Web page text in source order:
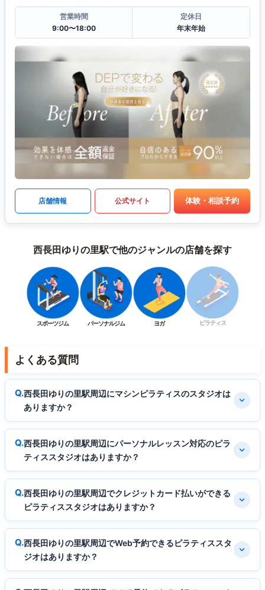
営業時間
9:00〜18:00
定休日
年末年始
店舗情報 公式サイト 体験・相談予約
西長田ゆりの里駅で他のジャンルの店舗を探す
スポーツジム パーソナルジム ヨガ ピラティス
よくある質問
西長田ゆりの里駅周辺にマシンピラティスのスタジオは
ありますか？
西長田ゆりの里駅周辺にパーソナルレッスン対応のピラ
ティススタジオはありますか？
西長田ゆりの里駅周辺でクレジットカード払いができる
ピラティススタジオはありますか？
西長田ゆりの里駅周辺でWeb予約できるピラティススタ
ジオはありますか？